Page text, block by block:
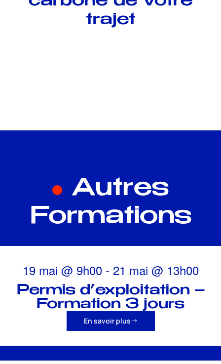
trajet
Autres
Formations
19 mai @ 9h00 - 21 mai @ 13h00
Permis d’exploitation –
Formation 3 jours
En savoir plus